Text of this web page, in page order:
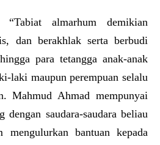
almarhum demikian
dan berakhlak serta berbudi
para tetangga anak-anak
laki maupun perempuan selalu
Mahmud Ahmad mempunyai
dengan saudara-saudara beliau
mengulurkan bantuan kepada